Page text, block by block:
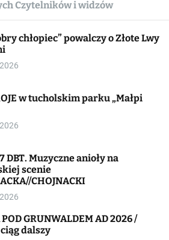
l
c
Czytelników i widzów
chłopiec” powalczy o Złote Lwy
w tucholskim parku „Małpi
anioły na
scenie
CHOJNACKI
GRUNWALDEM AD 2026 /
dalszy